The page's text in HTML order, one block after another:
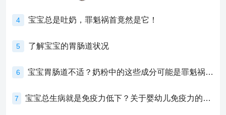
4 宝宝总是吐奶，罪魁祸首竟然是它！
5 了解宝宝的胃肠道状况
6 宝宝胃肠道不适？奶粉中的这些成分可能是罪魁祸首！
7 宝宝总生病就是免疫力低下？关于婴幼儿免疫力的真相，家长必须了解！